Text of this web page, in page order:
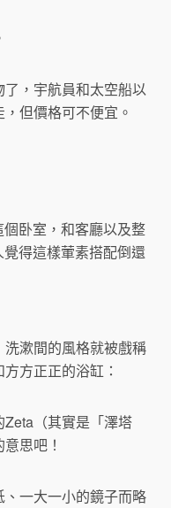
，宇航員和太空船以
但價格可不便宜。
卧室，和客廳以及整
得這樣葷素搭配倒還
漱間的風格就被戲稱
方正正的浴缸：
（其實是「澤塔
思吧！
一大一小的鏡子而略